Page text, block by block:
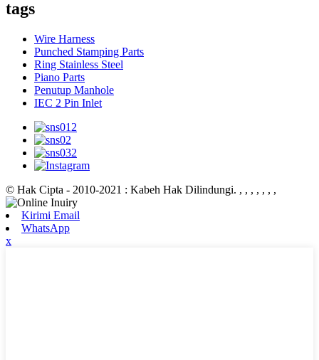
tags
Wire Harness
Punched Stamping Parts
Ring Stainless Steel
Piano Parts
Penutup Manhole
IEC 2 Pin Inlet
© Hak Cipta - 2010-2021 : Kabeh Hak Dilindungi. , , , , , , ,
Kirimi Email
WhatsApp
x